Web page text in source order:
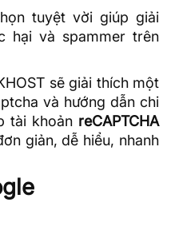
tuyệt vời giúp giải
hại và spammer trên
sẽ giải thích một
và hướng dẫn chi
tài khoản reCAPTCHA
giản, dễ hiểu, nhanh